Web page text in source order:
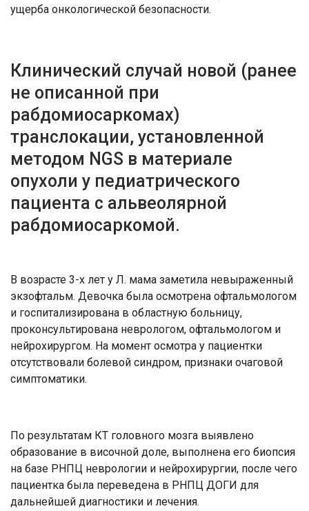
ущерба онкологической безопасности.
Клинический случай новой (ранее
не описанной при
рабдомиосаркомах)
транслокации, установленной
методом NGS в материале
опухоли у педиатрического
пациента с альвеолярной
рабдомиосаркомой.
В возрасте 3-х лет у Л. мама заметила невыраженный
экзофтальм. Девочка была осмотрена офтальмологом
и госпитализирована в областную больницу,
проконсультирована неврологом, офтальмологом и
нейрохирургом. На момент осмотра у пациентки
отсутствовали болевой синдром, признаки очаговой
симптоматики.
По результатам КТ головного мозга выявлено
образование в височной доле, выполнена его биопсия
на базе РНПЦ неврологии и нейрохирургии, после чего
пациентка была переведена в РНПЦ ДОГИ для
дальнейшей диагностики и лечения.